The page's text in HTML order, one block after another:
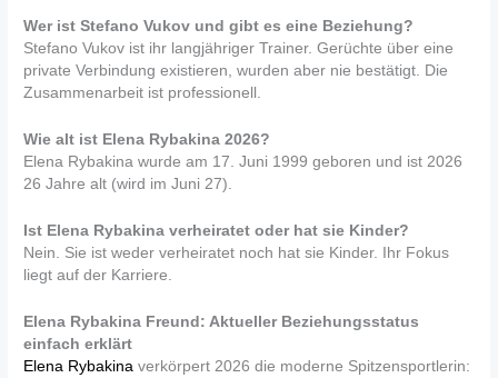
Wer ist Stefano Vukov und gibt es eine Beziehung?
Stefano Vukov ist ihr langjähriger Trainer. Gerüchte über eine
private Verbindung existieren, wurden aber nie bestätigt. Die
Zusammenarbeit ist professionell.
Wie alt ist Elena Rybakina 2026?
Elena Rybakina wurde am 17. Juni 1999 geboren und ist 2026
26 Jahre alt (wird im Juni 27).
Ist Elena Rybakina verheiratet oder hat sie Kinder?
Nein. Sie ist weder verheiratet noch hat sie Kinder. Ihr Fokus
liegt auf der Karriere.
Elena Rybakina Freund: Aktueller Beziehungsstatus
einfach erklärt
Elena Rybakina verkörpert 2026 die moderne Spitzensportlerin: